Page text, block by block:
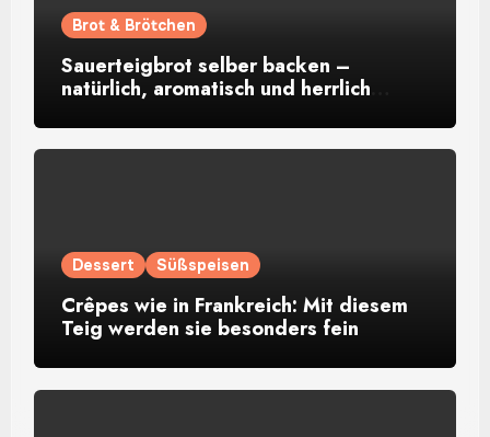
Brot & Brötchen
Sauerteigbrot selber backen –
natürlich, aromatisch und herrlich
Dessert Süßspeisen
Crêpes wie in Frankreich: Mit diesem
Teig werden sie besonders fein